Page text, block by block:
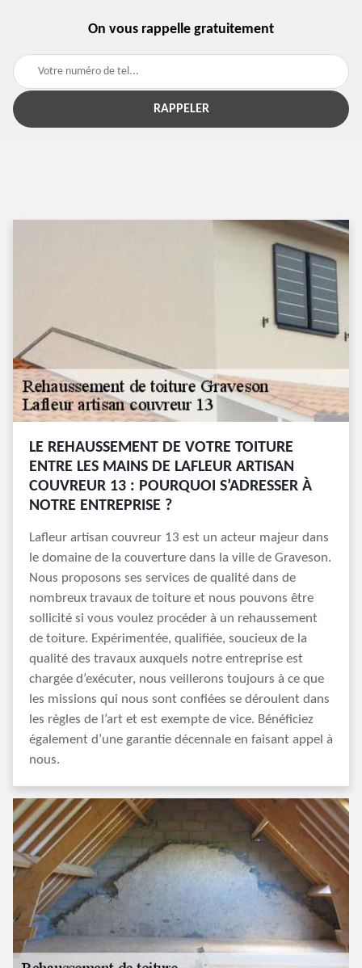
On vous rappelle gratuitement
LE REHAUSSEMENT DE VOTRE TOITURE
ENTRE LES MAINS DE LAFLEUR ARTISAN
COUVREUR 13 : POURQUOI S’ADRESSER À
NOTRE ENTREPRISE ?
Lafleur artisan couvreur 13 est un acteur majeur dans
le domaine de la couverture dans la ville de Graveson.
Nous proposons ses services de qualité dans de
nombreux travaux de toiture et nous pouvons être
sollicité si vous voulez procéder à un rehaussement
de toiture. Expérimentée, qualifiée, soucieux de la
qualité des travaux auxquels notre entreprise est
chargée d’exécuter, nous veillerons toujours à ce que
les missions qui nous sont confiées se déroulent dans
les règles de l’art et est exempte de vice. Bénéficiez
également d’une garantie décennale en faisant appel à
nous.